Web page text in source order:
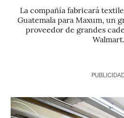
La compañía fabricará
Guatemala para Maxum, un
proveedor de grandes
Walmart.